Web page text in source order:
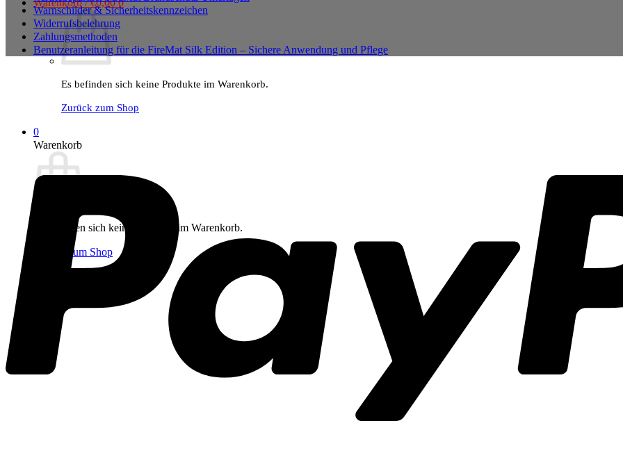
Warenkorb /€0,00 0
Es befinden sich keine Produkte im Warenkorb.
Zurück zum Shop
0
Warenkorb
Es befinden sich keine Produkte im Warenkorb.
Zurück zum Shop
Warnschilder & Sicherheitskennzeichen
Widerrufsbelehrung
Zahlungsmethoden
Benutzeranleitung für die FireMat Silk Edition – Sichere Anwendung und Pflege